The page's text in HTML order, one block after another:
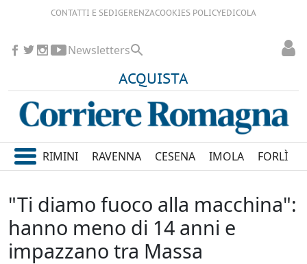
CONTATTI E SEDIGERENZACOOKIES POLICYEDICOLA
ACQUISTA
Newsletters
RIMINI RAVENNA CESENA IMOLA FORLÌ
"Ti diamo fuoco alla macchina":
hanno meno di 14 anni e
impazzano tra Massa